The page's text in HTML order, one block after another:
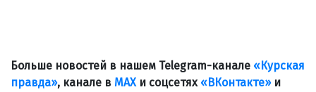
Больше новостей в нашем Telegram-канале «Курская
правда», канале в МАХи соцсетях «ВКонтакте»и